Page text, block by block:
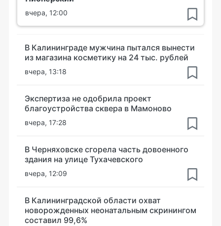
вчера, 12:00
В Калининграде мужчина пытался вынести
из магазина косметику на 24 тыс. рублей
вчера, 13:18
Экспертиза не одобрила проект
благоустройства сквера в Мамоново
вчера, 17:28
В Черняховске сгорела часть довоенного
здания на улице Тухачевского
вчера, 12:09
В Калининградской области охват
новорожденных неонатальным скринингом
составил 99,6%